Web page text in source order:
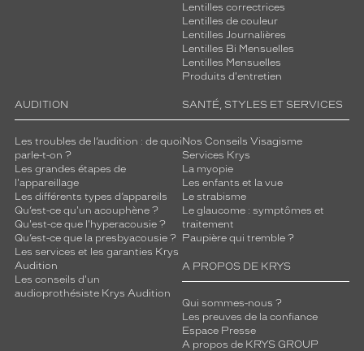
Lentilles correctrices
Lentilles de couleur
Lentilles Journalières
Lentilles Bi Mensuelles
Lentilles Mensuelles
Produits d'entretien
AUDITION
Les troubles de l’audition : de quoi
parle-t-on ?
Les grandes étapes de
l'appareillage
Les différents types d’appareils
Qu’est-ce qu'un acouphène ?
Qu'est-ce que l'hyperacousie ?
Qu’est-ce que la presbyacousie ?
Les services et les garanties Krys
Audition
Les conseils d'un
audioprothésiste Krys Audition
SANTÉ, STYLES ET SERVICES
Nos Conseils Visagisme
Services Krys
La myopie
Les enfants et la vue
Le strabisme
Le glaucome : symptômes et
traitement
Paupière qui tremble ?
A PROPOS DE KRYS
Qui sommes-nous ?
Les preuves de la confiance
Espace Presse
A propos de KRYS GROUP